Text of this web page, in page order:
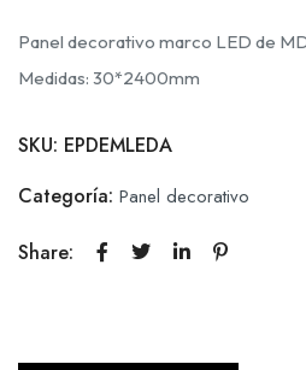
Panel decorativo marco LED de
Medidas: 30*2400mm
SKU: EPDEMLEDA
Categoría: Panel decorativo
Share: